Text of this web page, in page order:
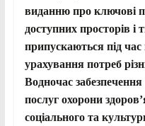
виданню про ключові
доступних просторів
припускаються під час
урахування потреб
Водночас забезпечення
послугохорони
соціального та